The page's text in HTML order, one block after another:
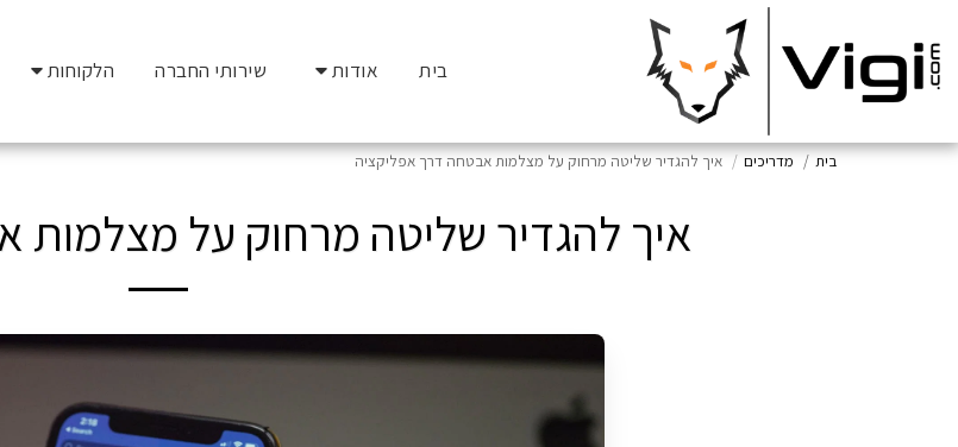
בית אודות שירותי החברה הלקוחות
בית מדריכים איך להגדיר שליטה מרחוק על מצלמות אבטחה דרך אפליקציה
איך להגדיר שליטה מרחוק על מצלמות